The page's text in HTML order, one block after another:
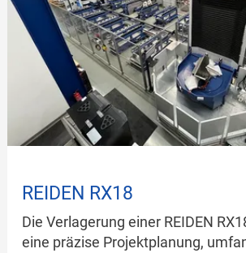
REIDEN RX18
Die Verlagerung einer REIDEN
eine präzise Projektplanung,